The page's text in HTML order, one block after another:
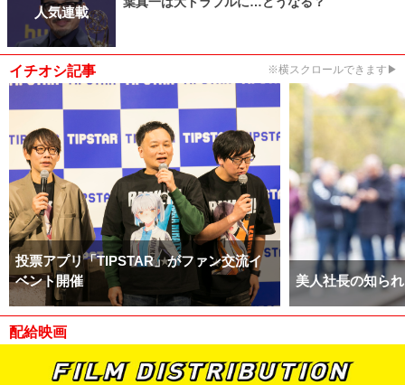
人気連載
イチオシ記事 ※横スクロールできます▶
投票アプリ「TIPSTAR」がファン交流イ
ベント開催
美人社長の知ら
配給映画